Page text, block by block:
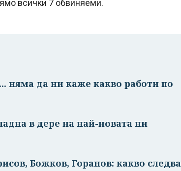
всички 7 обвиняеми.
няма да ни каже какво работи по
в дере на най-новата ни
Божков, Горанов: какво следва